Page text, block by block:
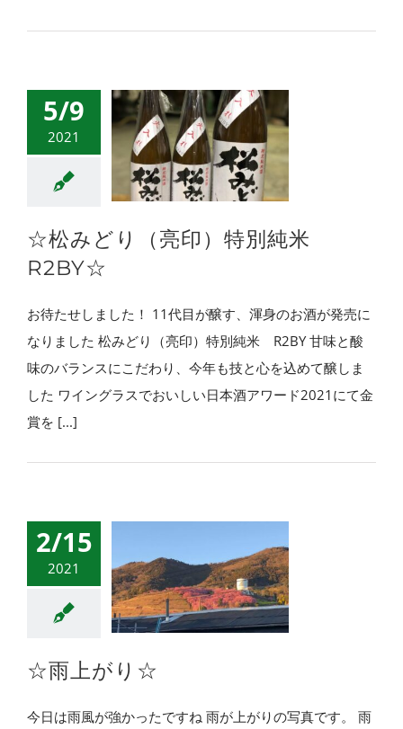
5/9
2021
☆松みどり（亮印）特別純米
R2BY☆
お待たせしました！ 11代目が醸す、渾身のお酒が発売に
なりました 松みどり（亮印）特別純米 R2BY 甘味と酸
味のバランスにこだわり、今年も技と心を込めて醸しま
した ワイングラスでおいしい日本酒アワード2021にて金
賞を [...]
2/15
2021
☆雨上がり☆
今日は雨風が強かったですね 雨が上がりの写真です。 雨